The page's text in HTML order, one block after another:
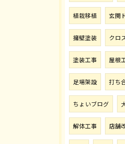
植栽移植 玄関
擁壁塗装 クロ
塗装工事 屋根
足場架設 打ち
ちょいブログ
解体工事 店舗